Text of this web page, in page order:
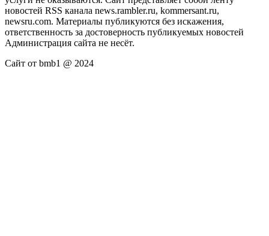
новостей RSS канала news.rambler.ru, kommersant.ru,
newsru.com. Материалы публикуются без искажения,
ответственность за достоверность публикуемых новостей
Администрация сайта не несёт.
Сайт от bmb1 @ 2024